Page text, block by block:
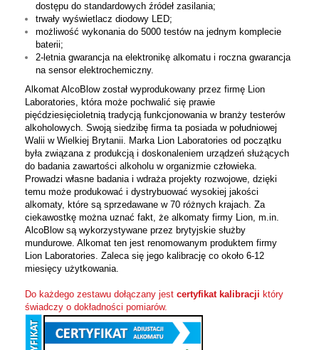
dostępu do standardowych źródeł zasilania;
trwały wyświetlacz diodowy LED;
możliwość wykonania do 5000 testów na jednym komplecie
baterii;
2-letnia gwarancja na elektronikę alkomatu i roczna gwarancja
na sensor elektrochemiczny.
Alkomat AlcoBlow został wyprodukowany przez firmę Lion
Laboratories, która może pochwalić się prawie
pięćdziesięcioletnią tradycją funkcjonowania w branży testerów
alkoholowych. Swoją siedzibę firma ta posiada w południowej
Walii w Wielkiej Brytanii. Marka Lion Laboratories od początku
była związana z produkcją i doskonaleniem urządzeń służących
do badania zawartości alkoholu w organizmie człowieka.
Prowadzi własne badania i wdraża projekty rozwojowe, dzięki
temu może produkować i dystrybuować wysokiej jakości
alkomaty, które są sprzedawane w 70 różnych krajach. Za
ciekawostkę można uznać fakt, że alkomaty firmy Lion, m.in.
AlcoBlow są wykorzystywane przez brytyjskie służby
mundurowe. Alkomat ten jest renomowanym produktem firmy
Lion Laboratories. Zaleca się jego kalibrację co około 6-12
miesięcy użytkowania.
Do każdego zestawu dołączany jest certyfikat kalibracji który
świadczy o dokładności pomiarów.